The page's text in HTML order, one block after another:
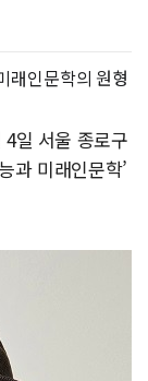
래인문학의 원형
일 서울 종로구
과 미래인문학’